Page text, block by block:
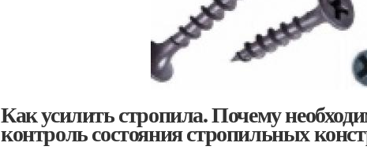
Как усилить стропила. Почему
контроль состояния стропильных